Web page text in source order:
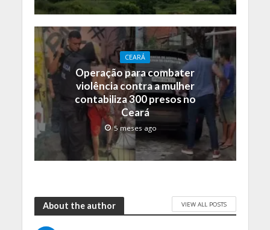
CEARÁ
Operação para combater
violência contra a mulher
contabiliza 300 presos no
Ceará
5 meses ago
About the author VIEW ALL POSTS